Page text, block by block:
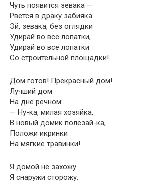
Чуть появится зевака —
Рвется в драку забияка:
Эй, зевака, без оглядки
Удирай во все лопатки,
Удирай во все лопатки
Со строительной площадки!
Дом готов! Прекрасный дом!
Лучший дом
На дне речном:
— Ну-ка, милая хозяйка,
В новый домик полезай-ка,
Положи икринки
На мягкие травинки!
Я домой не захожу.
Я снаружи сторожу.